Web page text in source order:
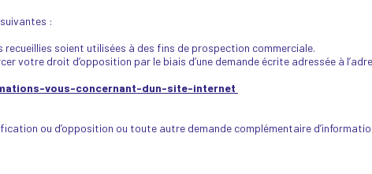
:
recueillies soient utilisées à des fins de prospection commerciale.
votre droit d’opposition par le biais d’une demande écrite adressée à
vous-concernant-dun-site-internet
ou d’opposition ou toute autre demande complémentaire